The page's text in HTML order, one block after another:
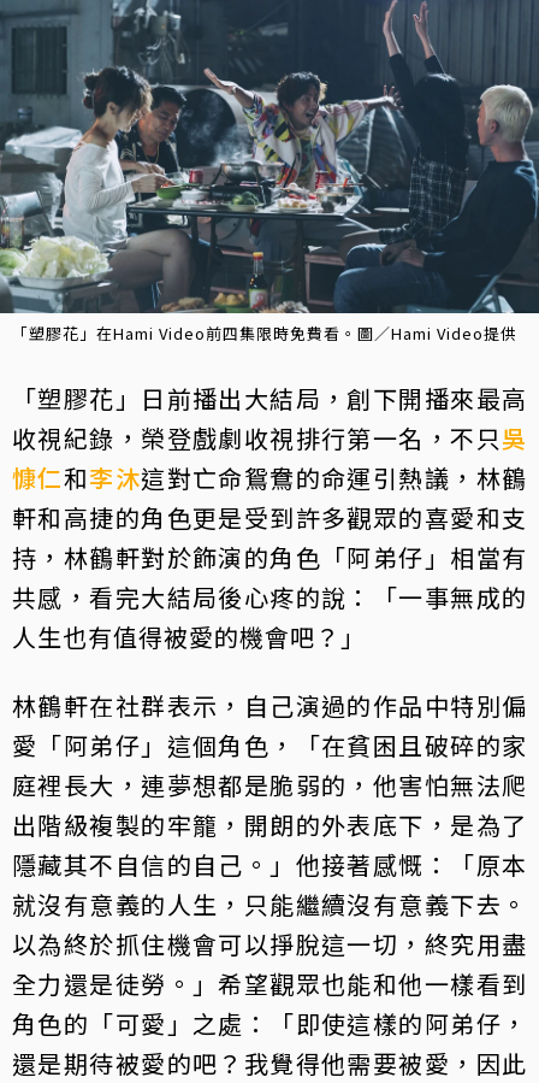
「塑膠花」在Hami Video前四集限時免費看。圖／Hami Video提供
「塑膠花」日前播出大結局，創下開播來最高
收視紀錄，榮登戲劇收視排行第一名，不只吳
慷仁和李沐這對亡命鴛鴦的命運引熱議，林鶴
軒和高捷的角色更是受到許多觀眾的喜愛和支
持，林鶴軒對於飾演的角色「阿弟仔」相當有
共感，看完大結局後心疼的說：「一事無成的
人生也有值得被愛的機會吧？」
林鶴軒在社群表示，自己演過的作品中特別偏
愛「阿弟仔」這個角色，「在貧困且破碎的家
庭裡長大，連夢想都是脆弱的，他害怕無法爬
出階級複製的牢籠，開朗的外表底下，是為了
隱藏其不自信的自己。」他接著感慨：「原本
就沒有意義的人生，只能繼續沒有意義下去。
以為終於抓住機會可以掙脫這一切，終究用盡
全力還是徒勞。」希望觀眾也能和他一樣看到
角色的「可愛」之處：「即使這樣的阿弟仔，
還是期待被愛的吧？我覺得他需要被愛，因此